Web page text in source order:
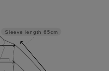
Sleeve length 65cm